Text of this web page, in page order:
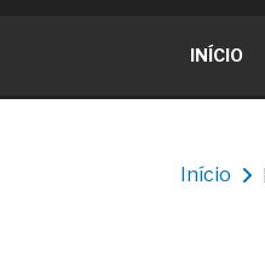
INÍCIO
Início